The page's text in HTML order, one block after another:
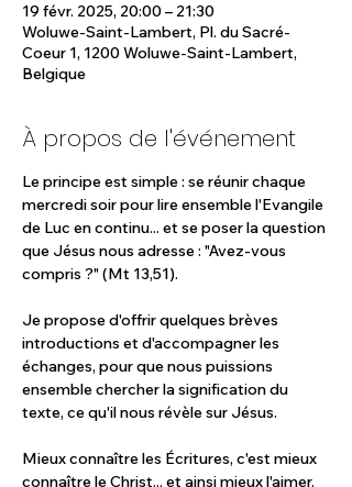
19 févr. 2025, 20:00 – 21:30
Woluwe-Saint-Lambert, Pl. du Sacré-
Coeur 1, 1200 Woluwe-Saint-Lambert,
Belgique
À propos de l'événement
Le principe est simple : se réunir chaque
mercredi soir pour lire ensemble l'Evangile
de Luc en continu... et se poser la question
que Jésus nous adresse : "Avez-vous
compris ?" (Mt 13,51).
Je propose d'offrir quelques brèves
introductions et d'accompagner les
échanges, pour que nous puissions
ensemble chercher la signification du
texte, ce qu'il nous révèle sur Jésus.
Mieux connaître les Écritures, c'est mieux
connaître le Christ... et ainsi mieux l'aimer,